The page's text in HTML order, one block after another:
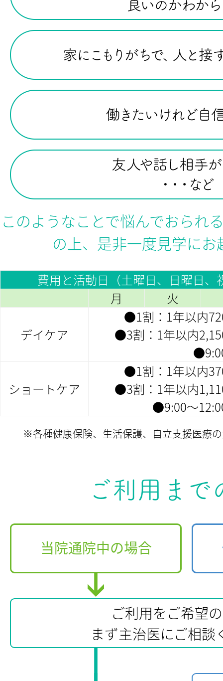
このようなことで悩んでおられ
の上、是非一度見学に
費用と活動日（土曜日、日曜日、
月
火
デイケア
●1割：1年以内
●3割：1年以内
ショートケア
●1割：1年以内
●3割：1年以内
●9:00～
※各種健康保険、生活保護、自立支援医療
ご利用まで
当院通院中の場合
ご利用をご希望
まず主治医にご相談